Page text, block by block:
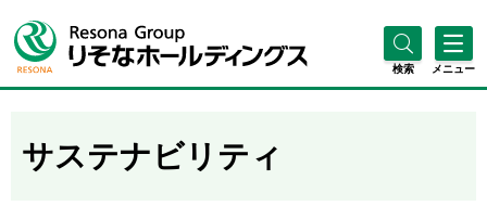
検索 メニュー
サステナビリティ